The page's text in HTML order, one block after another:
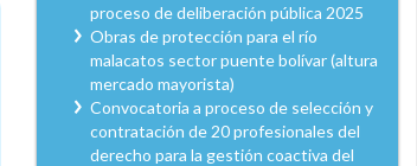
proceso de deliberación pública 2025
Obras de protección para el río
malacatos sector puente bolívar (altura
mercado mayorista)
Convocatoria a proceso de selección y
contratación de 20 profesionales del
derecho para la gestión coactiva del